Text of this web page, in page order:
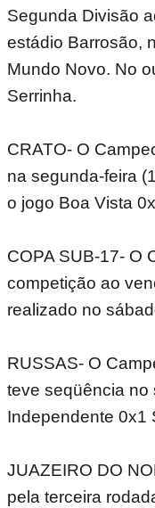
Segunda Divisão
estádio Barrosão,
Mundo Novo. No
Serrinha.
CRATO- O
na segunda-feira
o jogo Boa Vista
COPA SUB-17- O
competição ao
realizado no
RUSSAS- O
teve seqüência no
Independente 0x1
JUAZEIRO DO
pela terceira